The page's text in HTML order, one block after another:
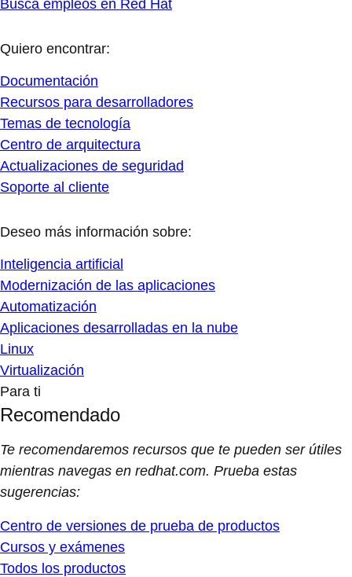
Busca empleos en Red Hat
Quiero encontrar:
Documentación
Recursos para desarrolladores
Temas de tecnología
Centro de arquitectura
Actualizaciones de seguridad
Soporte al cliente
Deseo más información sobre:
Inteligencia artificial
Modernización de las aplicaciones
Automatización
Aplicaciones desarrolladas en la nube
Linux
Virtualización
Para ti
Recomendado
Te recomendaremos recursos que te pueden ser útiles
mientras navegas en redhat.com. Prueba estas
sugerencias:
Centro de versiones de prueba de productos
Cursos y exámenes
Todos los productos